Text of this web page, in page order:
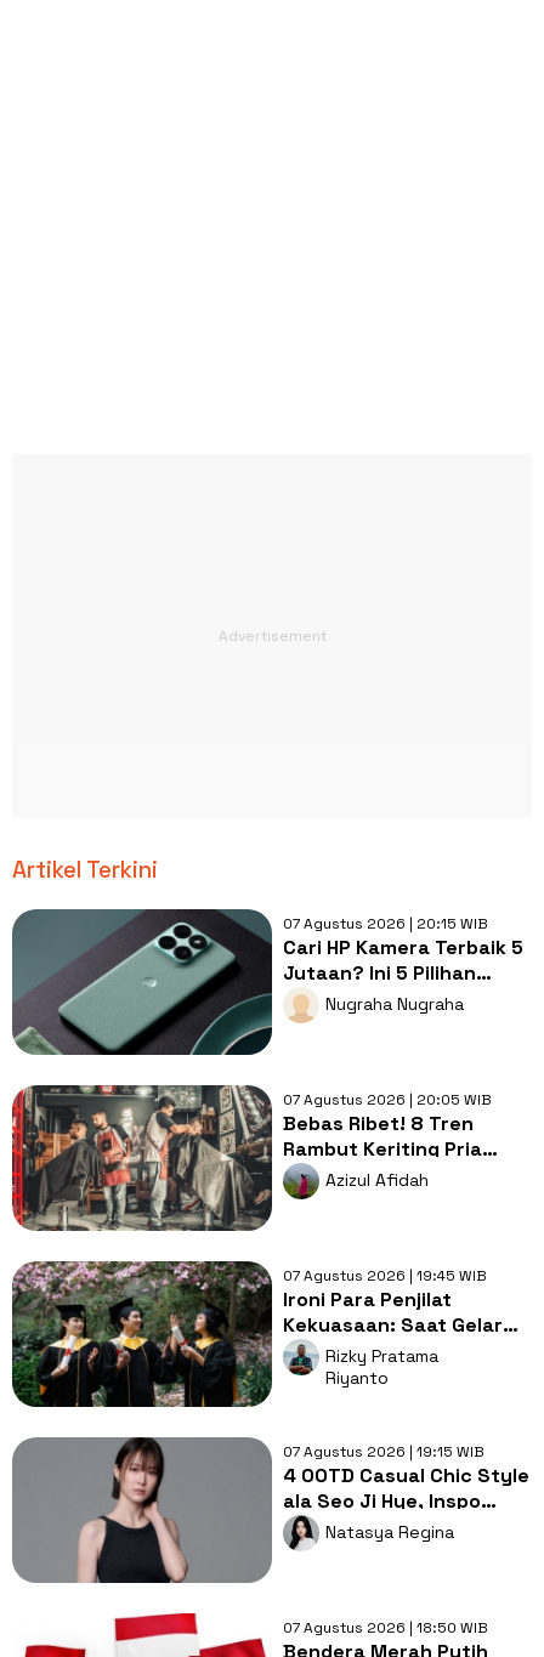
Artikel Terkini
07 Agustus 2026 | 20:15 WIB
Cari HP Kamera Terbaik 5
Jutaan? Ini 5 Pilihan
dengan Foto Paling Tajam
Nugraha Nugraha
07 Agustus 2026 | 20:05 WIB
Bebas Ribet! 8 Tren
Rambut Keriting Pria
untuk Wajah Kotak yang
Gampang Ditata
Azizul Afidah
07 Agustus 2026 | 19:45 WIB
Ironi Para Penjilat
Kekuasaan: Saat Gelar
Akademis Kalah oleh
Mental ABS
Rizky Pratama
Riyanto
07 Agustus 2026 | 19:15 WIB
4 OOTD Casual Chic Style
ala Seo Ji Hye, Inspo
Gaya Ngampus Sampai
Ngantor!
Natasya Regina
07 Agustus 2026 | 18:50 WIB
Bendera Merah Putih